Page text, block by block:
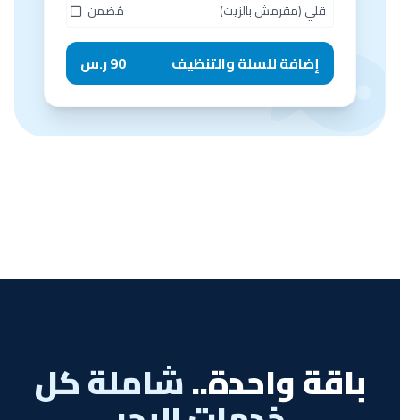
قلي (مقرمش بالزيت) مُضمن
إضافة للسلة والتنظيف 90 ر.س
باقة واحدة..شاملة كل